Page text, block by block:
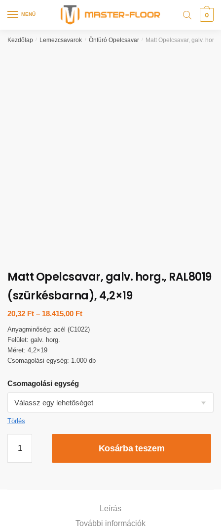
MENÜ 0
Kezdőlap / Lemezcsavarok / Önfúró Opelcsavar / Matt Opelcsavar, galv.
Matt Opelcsavar, galv. horg., RAL8019
(szürkésbarna), 4,2×19
20,32 Ft – 18.415,00 Ft
Anyagminőség: acél (C1022)
Felület: galv. horg.
Méret: 4,2×19
Csomagolási egység: 1.000 db
Csomagolási egység
Törlés
Kosárba teszem
Leírás
További információk